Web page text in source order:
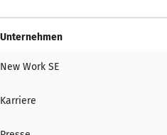
Unternehmen
New Work SE
Karriere